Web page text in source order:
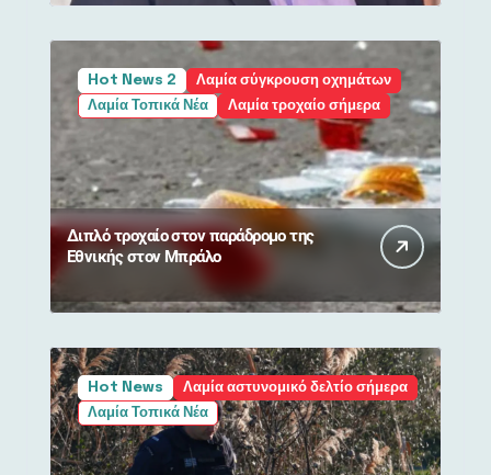
Hot News 2
Λαμία σύγκρουση οχημάτων
Λαμία Τοπικά Νέα
Λαμία τροχαίο σήμερα
Διπλό τροχαίο στον παράδρομο της
Εθνικής στον Μπράλο
Hot News
Λαμία αστυνομικό δελτίο σήμερα
Λαμία Τοπικά Νέα